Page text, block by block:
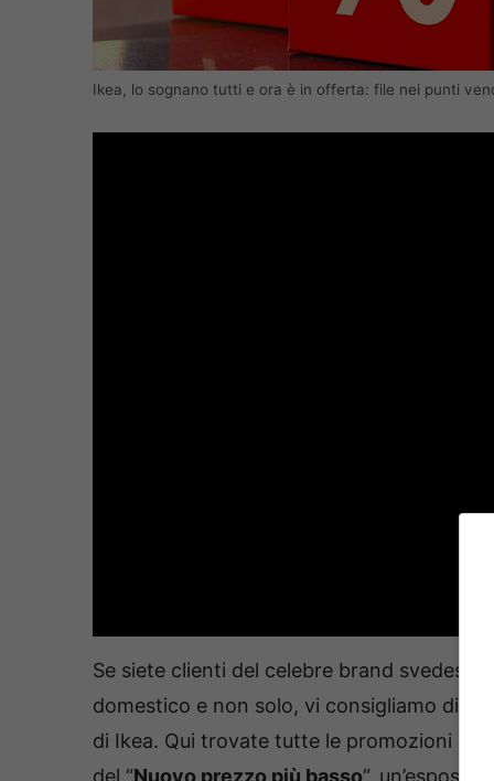
Ikea, lo sognano tutti e ora è in offerta: file nei punti
Se siete clienti del celebre brand svedese
domestico e non solo, vi consigliamo di
di Ikea. Qui trovate tutte le promozioni in
del “Nuovo prezzo più basso“,